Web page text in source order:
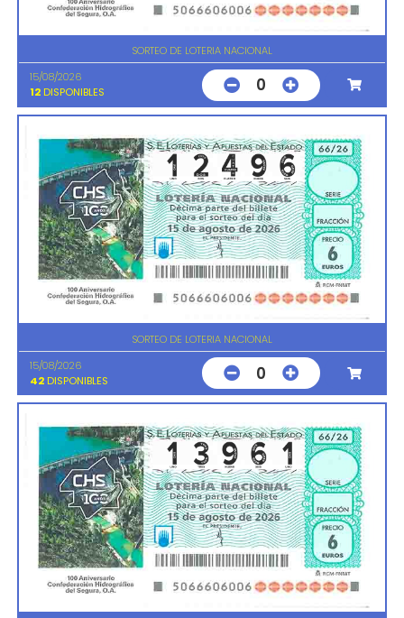
SORTEO DE LOTERIA NACIONAL
15/08/2026
12 DISPONIBLES 0
SORTEO DE LOTERIA NACIONAL
15/08/2026
42 DISPONIBLES 0